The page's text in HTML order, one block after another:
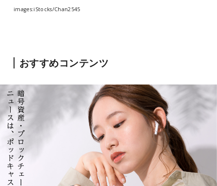
images:iStocks/Chan2545
おすすめコンテンツ